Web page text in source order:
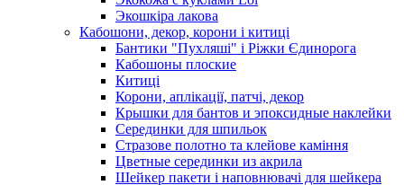
Экошкiра лакова
Кабошони, декор, корони і китиці
Бантики "Пухляші" і Ріжки Єдинорога
Кабошоны плоские
Китиці
Корони, аплікації, патчі, декор
Крышки для бантов и эпоксидные наклейки
Серединки для шпильок
Стразове полотно та клейове каміння
Цветные серединки из акрила
Шейкер пакети і наповнювачі для шейкера